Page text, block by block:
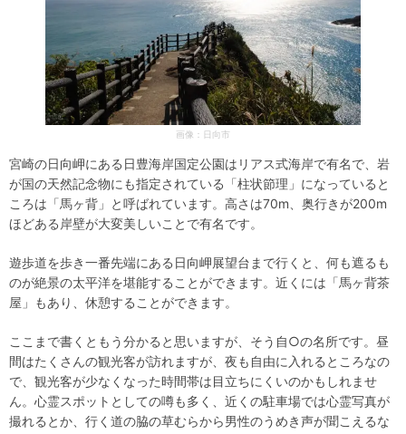
画像：日向市
宮崎の日向岬にある日豊海岸国定公園はリアス式海岸で有名で、岩
が国の天然記念物にも指定されている「柱状節理」になっていると
ころは「馬ヶ背」と呼ばれています。高さは70m、奥行きが200m
ほどある岸壁が大変美しいことで有名です。
遊歩道を歩き一番先端にある日向岬展望台まで行くと、何も遮るも
のが絶景の太平洋を堪能することができます。近くには「馬ヶ背茶
屋」もあり、休憩することができます。
ここまで書くともう分かると思いますが、そう自○の名所です。昼
間はたくさんの観光客が訪れますが、夜も自由に入れるところなの
で、観光客が少なくなった時間帯は目立ちにくいのかもしれませ
ん。心霊スポットとしての噂も多く、近くの駐車場では心霊写真が
撮れるとか、行く道の脇の草むらから男性のうめき声が聞こえるな